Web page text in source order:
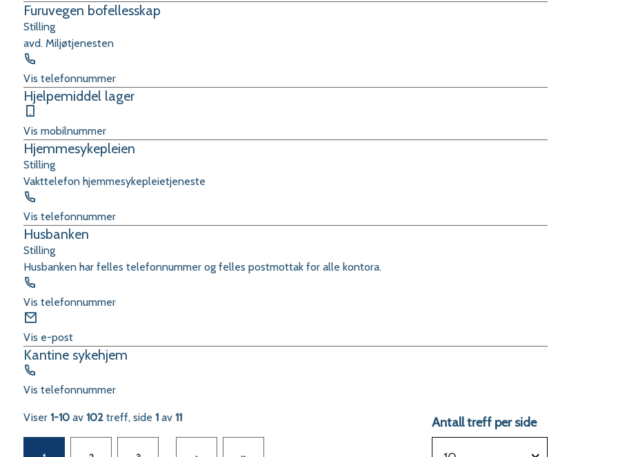
Furuvegen bofellesskap
Stilling
avd. Miljøtjenesten
Vis telefonnummer
Hjelpemiddel lager
Vis mobilnummer
Hjemmesykepleien
Stilling
Vakttelefon hjemmesykepleietjeneste
Vis telefonnummer
Husbanken
Stilling
Husbanken har felles telefonnummer og felles postmottak for alle kontora.
Vis telefonnummer
post
Vis e-post
Kantine sykehjem
Vis telefonnummer
Viser 1-10 av 102 treff, side 1 av 11 Antall treff per side